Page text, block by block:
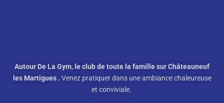
Autour De La Gym, le club de toute la famille sur Châteauneuf
les Martigues . Venez pratiquer dans une ambiance chaleureuse
et conviviale.